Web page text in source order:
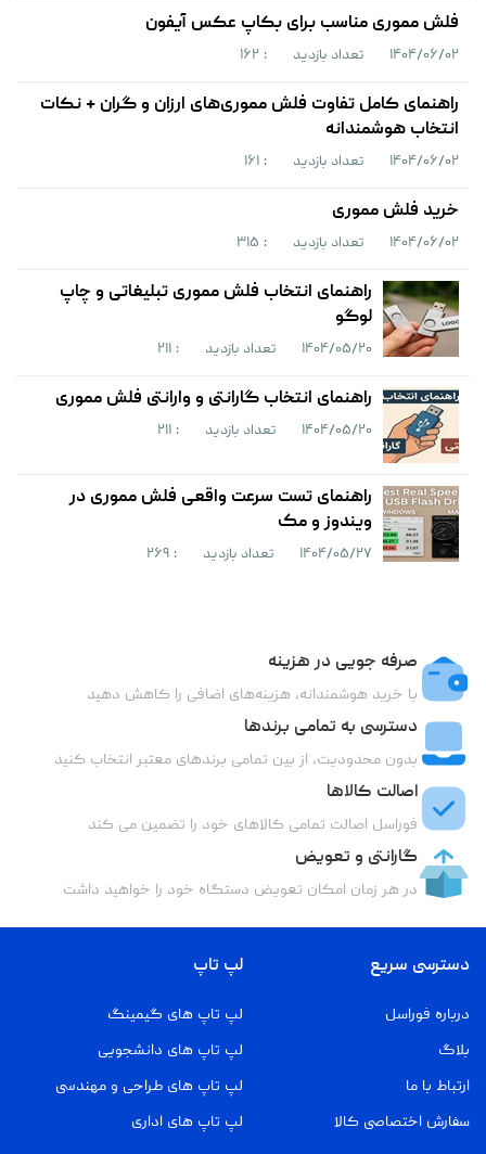
فلش مموری مناسب برای بکاپ عکس آیفون
۱۴۰۴/۰۶/۰۲ تعداد بازدید : ۱۶۲
راهنمای کامل تفاوت فلش مموری‌های ارزان و گران + نکات
انتخاب هوشمندانه
۱۴۰۴/۰۶/۰۲ تعداد بازدید : ۱۶۱
خرید فلش مموری
۱۴۰۴/۰۶/۰۲ تعداد بازدید : ۳۱۵
راهنمای انتخاب فلش مموری تبلیغاتی و چاپ
لوگو
۱۴۰۴/۰۵/۲۰ تعداد بازدید : ۲۱۱
راهنمای انتخاب گارانتی و وارانتی فلش مموری
۱۴۰۴/۰۵/۲۰ تعداد بازدید : ۲۱۱
راهنمای تست سرعت واقعی فلش مموری در
ویندوز و مک
۱۴۰۴/۰۵/۲۷ تعداد بازدید : ۲۶۹
صرفه جویی در هزینه
با خرید هوشمندانه، هزینه‌های اضافی را کاهش دهید
دسترسی به تمامی برندها
بدون محدودیت، از بین تمامی برندهای معتبر انتخاب کنید
اصالت کالاها
فوراسل اصالت تمامی کالاهای خود را تضمین می کند
گارانتی و تعویض
در هر زمان امکان تعویض دستگاه خود را خواهید داشت
دسترسی سریع
درباره فوراسل
بلاگ
ارتباط با ما
سفارش اختصاصی کالا
لپ تاپ
لپ تاپ های گیمینگ
لپ تاپ های دانشجویی
لپ تاپ های طراحی و مهندسی
لپ تاپ های اداری